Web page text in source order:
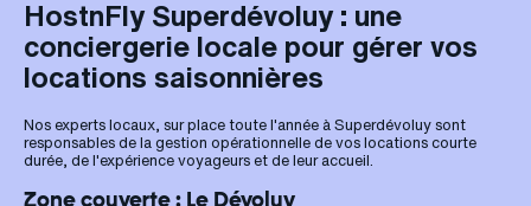
HostnFly Superdévoluy : une
conciergerie locale pour gérer vos
locations saisonnières
Nos experts locaux, sur place toute l'année à Superdévoluy sont
responsables de la gestion opérationnelle de vos locations courte
durée, de l'expérience voyageurs et de leur accueil.